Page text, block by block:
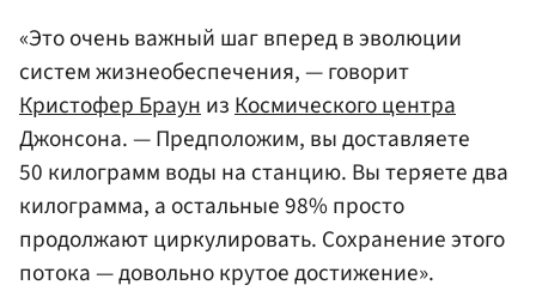
«Это очень важный шаг вперед в эволюции
систем жизнеобеспечения, — говорит
Кристофер БраунизКосмического центра
Джонсона. — Предположим, вы доставляете
50 килограмм воды на станцию. Вы теряете два
килограмма, а остальные 98% просто
продолжают циркулировать. Сохранение этого
потока — довольно крутое достижение».